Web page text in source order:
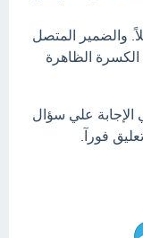
والضمير المتصل
الظاهرة
الإجابة علي سؤال
فورآ.